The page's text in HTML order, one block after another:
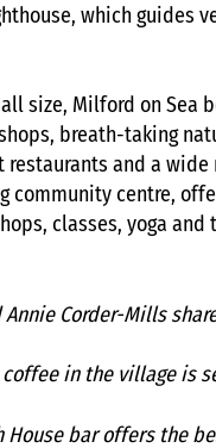
which guides
size, Milford on Sea
breath-taking
restaurants and a
community centre,
classes, yoga
Corder-Mills
in the village is
House bar offers the